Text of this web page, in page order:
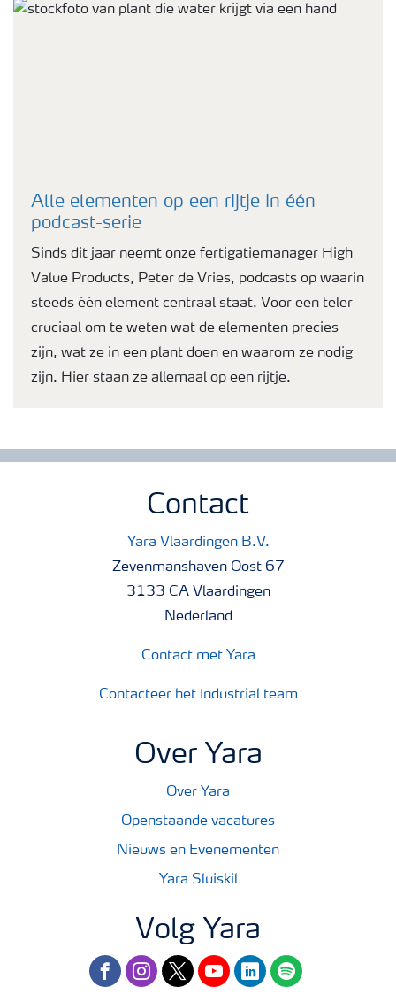
Alle elementen op een rijtje in één
podcast-serie
Sinds dit jaar neemt onze fertigatiemanager High
Value Products, Peter de Vries, podcasts op waarin
steeds één element centraal staat. Voor een teler
cruciaal om te weten wat de elementen precies
zijn, wat ze in een plant doen en waarom ze nodig
zijn. Hier staan ze allemaal op een rijtje.
Contact
Yara Vlaardingen B.V.
Zevenmanshaven Oost 67
3133 CA Vlaardingen
Nederland
Contact met Yara
Contacteer het Industrial team
Over Yara
Over Yara
Openstaande vacatures
Nieuws en Evenementen
Yara Sluiskil
Volg Yara
facebookinstagram
twitteryoutubelinkedinspotify